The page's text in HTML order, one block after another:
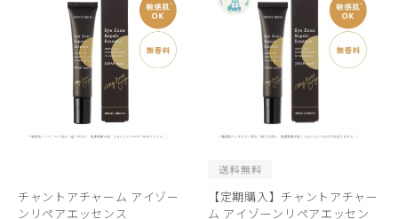
チャントアチャーム アイゾー
ンリペアエッセンス
【定期購入】チャントアチャー
ム アイゾーンリペアエッセン